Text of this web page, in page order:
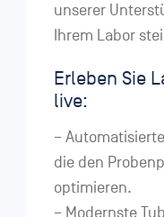
unserer
Ihrem Labor
Erleben Sie
live:
–
die den
optimieren.